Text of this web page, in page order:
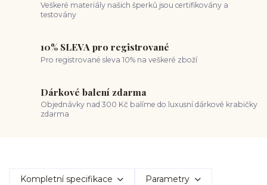
Veškeré materiály našich šperků jsou certifikovány a
testovány
10% SLEVA pro registrované
Pro registrované sleva 10% na veškeré zboží
Dárkové balení zdarma
Objednávky nad 300 Kč balíme do luxusní dárkové krabičky
zdarma
Kompletní specifikace Parametry